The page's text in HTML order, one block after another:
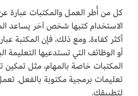
كل من أُطر العمل والمكتبات عبارة
الاستخدام كتبها شخص آخر يساعد
أكثر كفاءة. ومع ذلك، فإن المكتبة
أو الوظائف التي تستدعيها التعليمة
تعليمات برمجية مكتوبة بالفعل.
لتطبيقك.